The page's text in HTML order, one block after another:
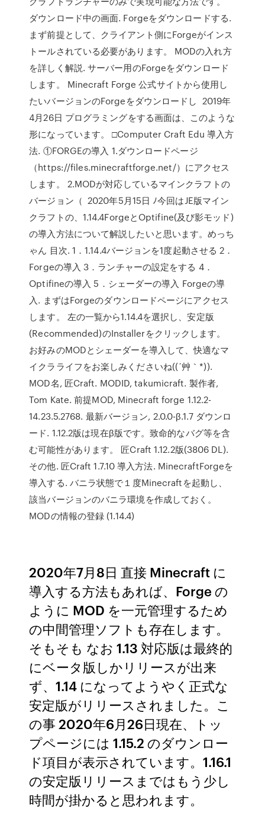
ダウンロード中の画面. Forgeをダウンロードする.
まず前提として、クライアント側にForgeがインス
トールされている必要があります。 MODの入れ方
を詳しく解説. サーバー用のForgeをダウンロード
します。 Minecraft Forge 公式サイトから使用し
たいバージョンのForgeをダウンロードし 2019年
4月26日 プログラミングをする画面は、このような
形になっています。 □Computer Craft Edu 導入方
法. ①FORGEの導入 1.ダウンロードページ
（https://files.minecraftforge.net/）にアクセス
します。 2.MODが対応しているマインクラフトの
バージョン（ 2020年5月15日 ﾉ今回はJE版マイン
クラフトの、1.14.4ForgeとOptifine(及び影モッド)
の導入方法について解説したいと思います。めっち
ゃん 目次. 1．1.14.4バージョンを1度起動させる 2．
Forgeの導入 3．ランチャーの設定をする 4．
Optifineの導入 5．シェーダーの導入 Forgeの導
入. まずはForgeのダウンロードページにアクセス
します。 左の一覧から1.14.4を選択し、安定版
(Recommended)のInstallerをクリックします。
お好みのMODとシェーダーを導入して、快適なマ
イクラライフをお楽しみくださいね((´艸｀*)).
MOD名, 匠Craft. MODID, takumicraft. 製作者,
Tom Kate. 前提MOD, Minecraft forge 1.12.2-
14.23.5.2768. 最新バージョン, 2.0.0-β.1.7 ダウンロ
ード. 1.12.2版は現在β版です。致命的なバグ等を含
む可能性があります。 匠Craft 1.12.2版(3806 DL).
その他. 匠Craft 1.7.10 導入方法. MinecraftForgeを
導入する. バニラ状態で１度Minecraftを起動し、
該当バージョンのバニラ環境を作成しておく。
MODの情報の登録 (1.14.4)
2020年7月8日 直接 Minecraft に
導入する方法もあれば、Forge の
ように MOD を一元管理するため
の中間管理ソフトも存在します。
そもそも なお 1.13 対応版は最終的
にベータ版しかリリースが出来
ず、1.14 になってようやく正式な
安定版がリリースされました。こ
の事 2020年6月26日現在、トッ
プページには 1.15.2 のダウンロー
ド項目が表示されています。1.16.1
の安定版リリースまではもう少し
時間が掛かると思われます。